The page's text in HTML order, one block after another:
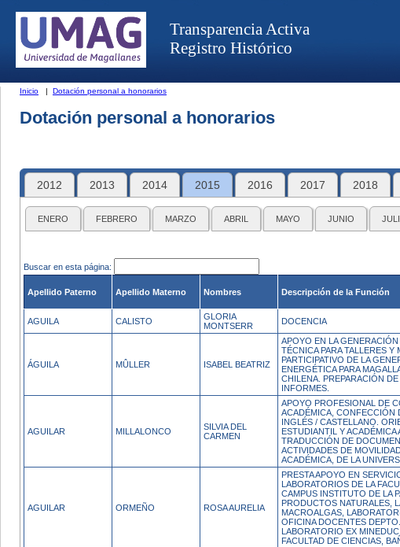
Transparencia Activa
Registro Histórico
Inicio | Dotación personal a honorarios
Dotación personal a honorarios
2012 2013 2014 2015 2016 2017 2018
ENERO FEBRERO MARZO ABRIL MAYO JUNIO
Buscar en esta página:
Apellido Paterno Apellido Materno Nombres Descripción de la Función
AGUILA CALISTO
GLORIA
MONTSERR
DOCENCIA
ÁGUILA MÛLLER ISABEL BEATRIZ
APOYO EN LA
TÉCNICA PARA TALLERES Y
PARTICIPATIVO DE LA
ENERGÉTICA PARA
CHILENA. PREPARACIÓN
INFORMES.
AGUILAR MILLALONCO
SILVIA DEL
CARMEN
APOYO PROFESIONAL DE
ACADÉMICA, CONFECCIÓN
INGLÉS / CASTELLANO.
ESTUDIANTIL Y ACADÉMICA
TRADUCCIÓN DE
ACTIVIDADES DE
ACADÉMICA, DE LA
AGUILAR ORMEÑO ROSA AURELIA
PRESTA APOYO EN
LABORATORIOS DE LA
CAMPUS INSTITUTO DE LA
PRODUCTOS NATURALES,
MACROALGAS,
OFICINA DOCENTES
LABORATORIO EX
FACULTAD DE CIENCIAS,